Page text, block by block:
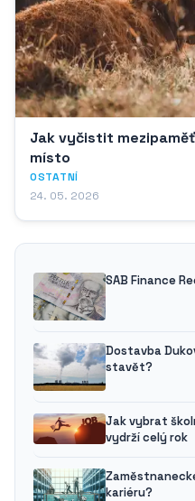
Jak vyčistit
místo
OSTATNÍ
24. 05. 2026
SAB Finance
Dostavba
stavět?
Jak vybrat
vydrží celý rok
kariéru?